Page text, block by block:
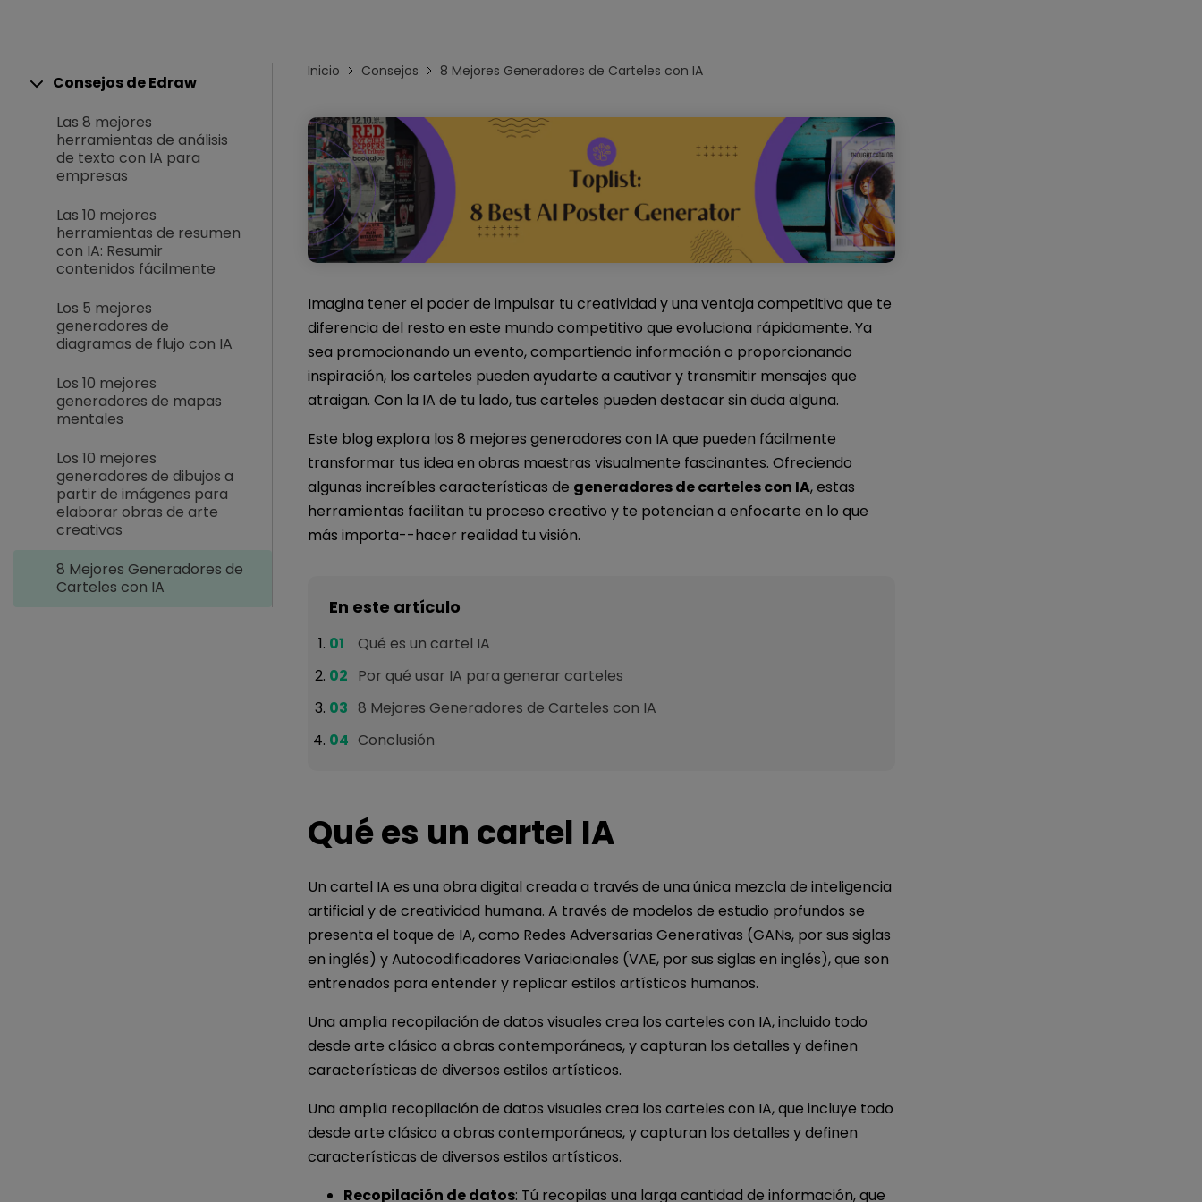
Consejos de Edraw
Las 8 mejores
herramientas de análisis
de texto con IA para
empresas
Las 10 mejores
herramientas de resumen
con IA: Resumir
contenidos fácilmente
Los 5 mejores
generadores de
diagramas de flujo con IA
Los 10 mejores
generadores de mapas
mentales
Los 10 mejores
generadores de dibujos a
partir de imágenes para
elaborar obras de arte
creativas
8 Mejores Generadores de
Carteles con IA
Inicio Consejos 8 Mejores Generadores de Carteles con IA
Imagina tener el poder de impulsar tu creatividad y una ventaja competitiva que te
diferencia del resto en este mundo competitivo que evoluciona rápidamente. Ya
sea promocionando un evento, compartiendo información o proporcionando
inspiración, los carteles pueden ayudarte a cautivar y transmitir mensajes que
atraigan. Con la IA de tu lado, tus carteles pueden destacar sin duda alguna.
Este blog explora los 8 mejores generadores con IA que pueden fácilmente
transformar tus idea en obras maestras visualmente fascinantes. Ofreciendo
algunas increíbles características de generadores de carteles con IA, estas
herramientas facilitan tu proceso creativo y te potencian a enfocarte en lo que
más importa--hacer realidad tu visión.
En este artículo
Qué es un cartel IA
Por qué usar IA para generar carteles
8 Mejores Generadores de Carteles con IA
Conclusión
Qué es un cartel IA
Un cartel IA es una obra digital creada a través de una única mezcla de inteligencia
artificial y de creatividad humana. A través de modelos de estudio profundos se
presenta el toque de IA, como Redes Adversarias Generativas (GANs, por sus siglas
en inglés) y Autocodificadores Variacionales (VAE, por sus siglas en inglés), que son
entrenados para entender y replicar estilos artísticos humanos.
Una amplia recopilación de datos visuales crea los carteles con IA, incluido todo
desde arte clásico a obras contemporáneas, y capturan los detalles y definen
características de diversos estilos artísticos.
Una amplia recopilación de datos visuales crea los carteles con IA, que incluye todo
desde arte clásico a obras contemporáneas, y capturan los detalles y definen
características de diversos estilos artísticos.
Recopilación de datos: Tú recopilas una larga cantidad de información, que